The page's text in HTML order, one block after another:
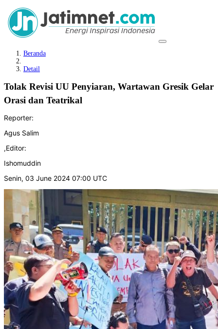
Beranda
Detail
Tolak Revisi UU Penyiaran, Wartawan Gresik Gelar
Orasi dan Teatrikal
Reporter:
Agus Salim
,Editor:
Ishomuddin
Senin, 03 June 2024 07:00 UTC